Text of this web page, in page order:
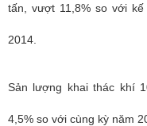
tấn, vượt 11,8% so với
2014.
Sản lượng khai thác khí
4,5% so với cùng kỳ năm